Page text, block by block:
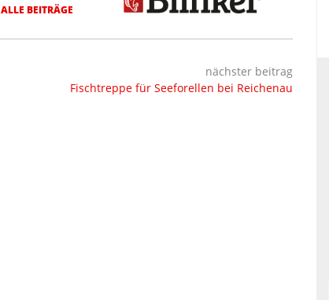
ALLE BEITRÄGE
nächster beitrag
Fischtreppe für Seeforellen bei Reichenau